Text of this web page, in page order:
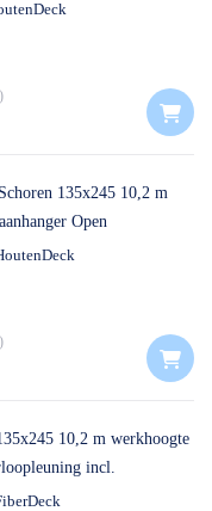
135x245 10,2 m
Open
10,2 m werkhoogte
incl.